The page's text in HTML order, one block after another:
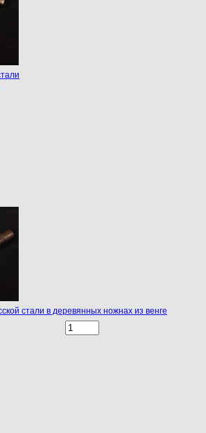
стали в деревянных ножнах из венге